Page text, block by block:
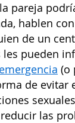
pareja
hablen
de un
les pueden
(o
de evitar
las